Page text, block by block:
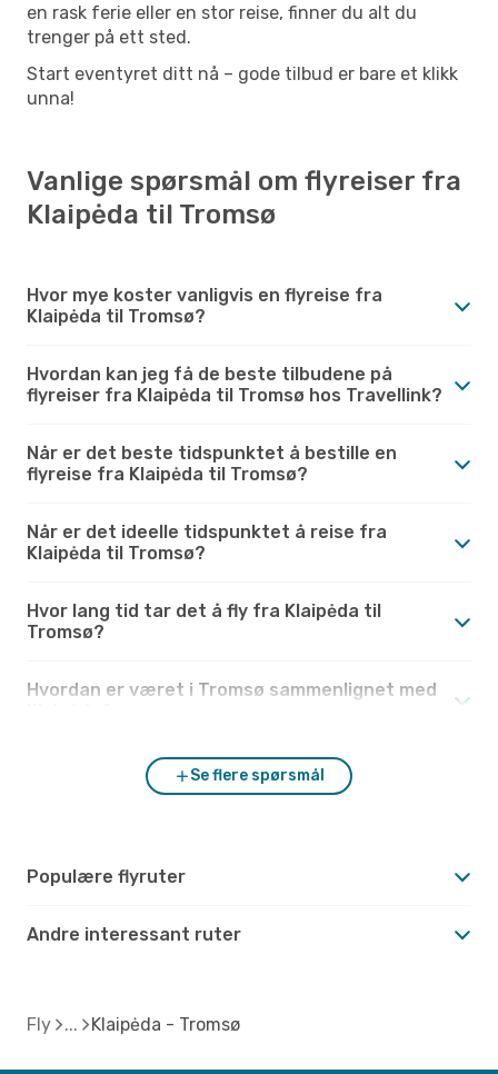
en rask ferie eller en stor reise, finner du alt du
trenger på ett sted.
Start eventyret ditt nå – gode tilbud er bare et klikk
unna!
Vanlige spørsmål om flyreiser fra
Klaipėda til Tromsø
Hvor mye koster vanligvis en flyreise fra
Klaipėda til Tromsø?
Hvordan kan jeg få de beste tilbudene på
flyreiser fra Klaipėda til Tromsø hos Travellink?
Når er det beste tidspunktet å bestille en
flyreise fra Klaipėda til Tromsø?
Når er det ideelle tidspunktet å reise fra
Klaipėda til Tromsø?
Hvor lang tid tar det å fly fra Klaipėda til
Tromsø?
Hvordan er været i Tromsø sammenlignet med
Se flere spørsmål
Populære flyruter
Andre interessant ruter
Fly Klaipėda - Tromsø